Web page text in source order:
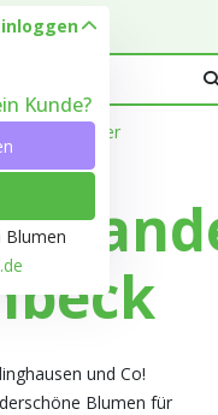
Kunde?
Blumen
Höxter
und Co!
Blumen für